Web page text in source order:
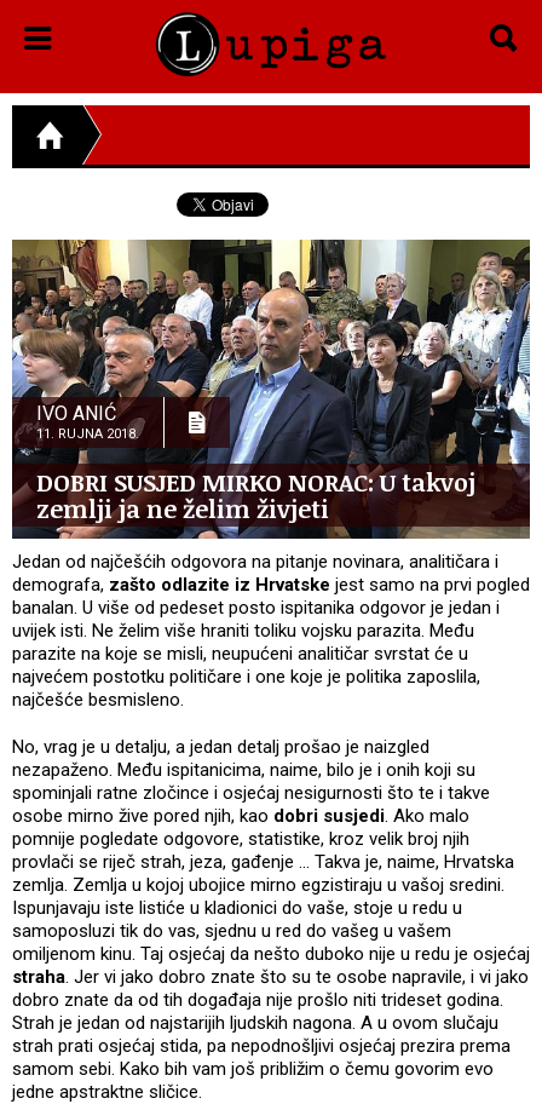
IVO ANIĆ
11. RUJNA 2018.
DOBRI SUSJED MIRKO NORAC: U takvoj
zemlji ja ne želim živjeti
Jedan od najčešćih odgovora na pitanje novinara, analitičara i
demografa, zašto odlazite iz Hrvatske jest samo na prvi pogled
banalan. U više od pedeset posto ispitanika odgovor je jedan i
uvijek isti. Ne želim više hraniti toliku vojsku parazita. Među
parazite na koje se misli, neupućeni analitičar svrstat će u
najvećem postotku političare i one koje je politika zaposlila,
najčešće besmisleno.
No, vrag je u detalju, a jedan detalj prošao je naizgled
nezapaženo. Među ispitanicima, naime, bilo je i onih koji su
spominjali ratne zločince i osjećaj nesigurnosti što te i takve
osobe mirno žive pored njih, kao dobri susjedi. Ako malo
pomnije pogledate odgovore, statistike, kroz velik broj njih
provlači se riječ strah, jeza, gađenje ... Takva je, naime, Hrvatska
zemlja. Zemlja u kojoj ubojice mirno egzistiraju u vašoj sredini.
Ispunjavaju iste listiće u kladionici do vaše, stoje u redu u
samoposluzi tik do vas, sjednu u red do vašeg u vašem
omiljenom kinu. Taj osjećaj da nešto duboko nije u redu je osjećaj
straha. Jer vi jako dobro znate što su te osobe napravile, i vi jako
dobro znate da od tih događaja nije prošlo niti trideset godina.
Strah je jedan od najstarijih ljudskih nagona. A u ovom slučaju
strah prati osjećaj stida, pa nepodnošljivi osjećaj prezira prema
samom sebi. Kako bih vam još približim o čemu govorim evo
jedne apstraktne sličice.